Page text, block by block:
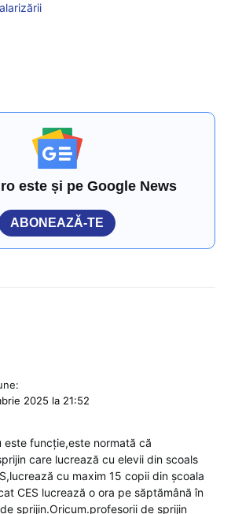
este și pe Google News
ABONEAZĂ-TE
2025 la 21:52
este funcție,este normată că
care lucrează cu elevii din scoals
cu maxim 15 copii din școala
CES lucrează o ora pe săptămână în
sprijin.Oricum.profesorii de sprijin